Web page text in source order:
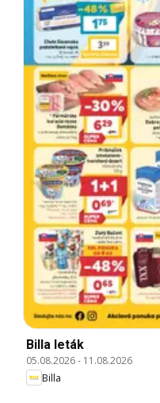
Billa leták
05.08.2026- 11.08.2026
Billa